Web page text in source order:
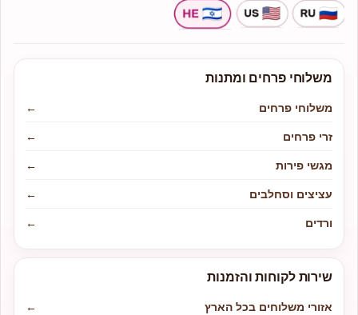
לשירותכם ולראותכם בין לקוחותינו!
משלוחי פרחים ומתנות
משלוחי פרחים
←
זרי פרחים
←
מגשי פירות
←
עציצים וסחלבים
←
ורדים
←
שירות לקוחות והזמנות
אזורי משלוחים בכל הארץ
←